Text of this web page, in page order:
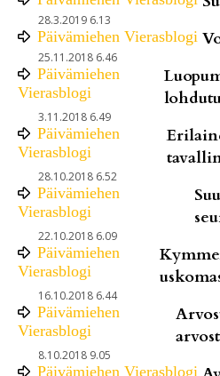
28.3.2019 6.13
Päivämiehen Vierasblogi
25.11.2018 6.46
Päivämiehen
Vierasblogi
3.11.2018 6.49
Päivämiehen
Vierasblogi
28.10.2018 6.52
Päivämiehen
Vierasblogi
22.10.2018 6.09
Päivämiehen
Vierasblogi
16.10.2018 6.44
Päivämiehen
Vierasblogi
8.10.2018 9.05
Päivämiehen Vierasblogi